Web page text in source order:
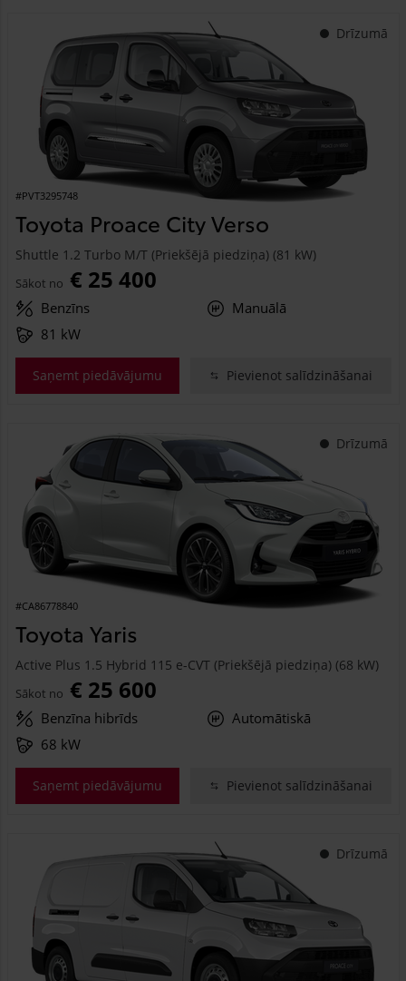
Drīzumā
#PVT3295748
Toyota Proace City Verso
Shuttle 1.2 Turbo M/T (Priekšējā piedziņa) (81 kW)
Sākot no € 25 400
Benzīns
Manuālā
81 kW
Saņemt piedāvājumu Pievienot salīdzināšanai
Drīzumā
#CA86778840
Toyota Yaris
Active Plus 1.5 Hybrid 115 e-CVT (Priekšējā piedziņa) (68 kW)
Sākot no € 25 600
Benzīna hibrīds
Automātiskā
68 kW
Saņemt piedāvājumu Pievienot salīdzināšanai
Drīzumā